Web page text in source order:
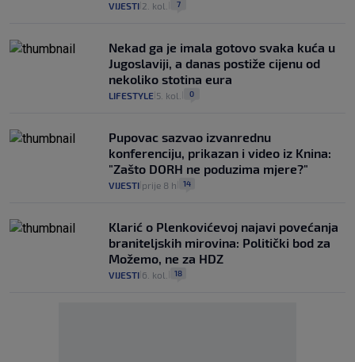
VIJESTI 2. kol. 7
Nekad ga je imala gotovo svaka kuća u
Jugoslaviji, a danas postiže cijenu od
nekoliko stotina eura
LIFESTYLE 5. kol. 0
Pupovac sazvao izvanrednu
konferenciju, prikazan i video iz Knina:
"Zašto DORH ne poduzima mjere?"
VIJESTI prije 8 h 14
Klarić o Plenkovićevoj najavi povećanja
braniteljskih mirovina: Politički bod za
Možemo, ne za HDZ
VIJESTI 6. kol. 18